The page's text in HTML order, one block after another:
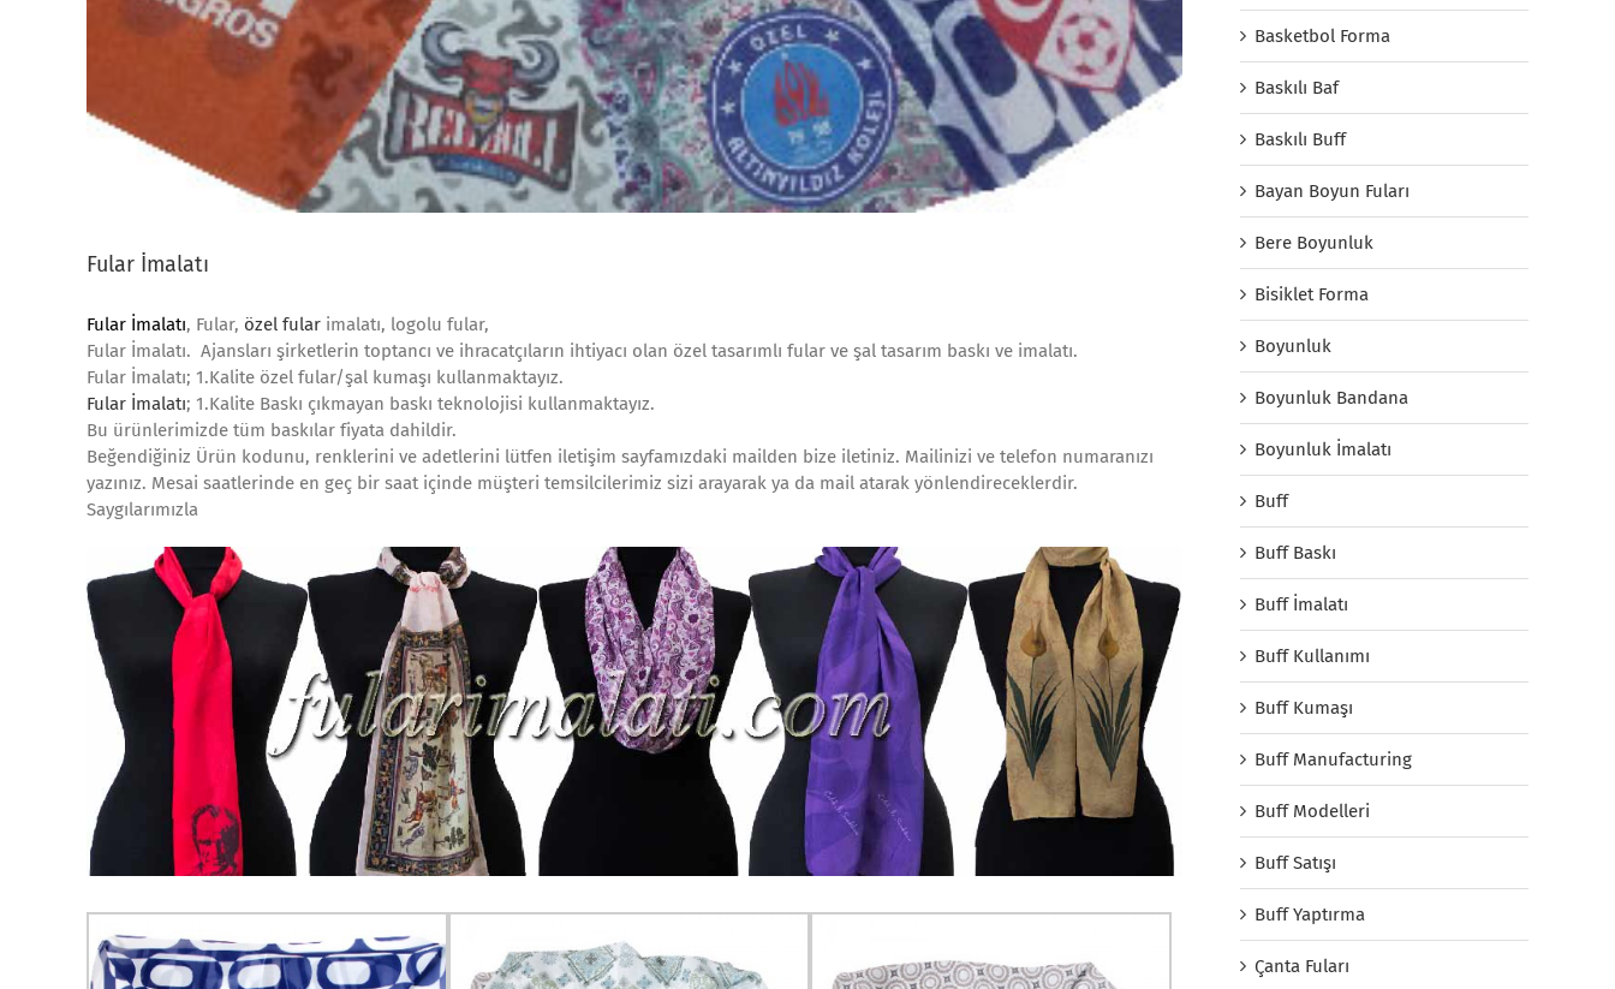
Fular İmalatı
Fular İmalatı, Fular, özel fular imalatı, logolu fular,
Fular İmalatı. Ajansları şirketlerin toptancı ve ihracatçıların ihtiyacı olan özel tasarımlı fular ve şal tasarım baskı ve imalatı.
Fular İmalatı; 1.Kalite özel fular/şal kumaşı kullanmaktayız.
Fular İmalatı; 1.Kalite Baskı çıkmayan baskı teknolojisi kullanmaktayız.
Bu ürünlerimizde tüm baskılar fiyata dahildir.
Beğendiğiniz Ürün kodunu, renklerini ve adetlerini lütfen iletişim sayfamızdaki mailden bize iletiniz. Mailinizi ve telefon numaranızı
yazınız. Mesai saatlerinde en geç bir saat içinde müşteri temsilcilerimiz sizi arayarak ya da mail atarak yönlendireceklerdir.
Saygılarımızla
Basketbol Forma
Baskılı Baf
Baskılı Buff
Bayan Boyun Fuları
Bere Boyunluk
Bisiklet Forma
Boyunluk
Boyunluk Bandana
Boyunluk İmalatı
Buff
Buff Baskı
Buff İmalatı
Buff Kullanımı
Buff Kumaşı
Buff Manufacturing
Buff Modelleri
Buff Satışı
Buff Yaptırma
Çanta Fuları